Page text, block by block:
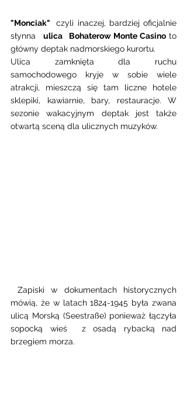
"Monciak" czyli inaczej, bardziej oficjalnie
słynna
  ulica   Bohaterow Monte Casino
to
główny deptak nadmorskiego kurortu.
Ulica zamknięta dla ruchu
samochodowego kryje w sobie wiele
atrakcji, mieszczą się tam liczne hotele
sklepiki, kawiarnie, bary, restauracje. W
sezonie wakacyjnym deptak jest także
otwartą sceną dla ulicznych muzyków.
mówią, że w latach 1824-1945 była zwana
ulicą Morską (Seestraße) ponieważ łączyła
sopocką wieś  z osadą rybacką nad
brzegiem morza.